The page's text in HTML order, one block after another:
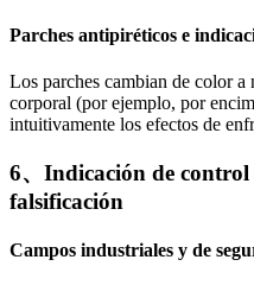
Parches antipiréticos e
Los parches cambian de color a
corporal (por ejemplo, por
intuitivamente los efectos de
6、Indicación de
falsificación
Campos industriales y de